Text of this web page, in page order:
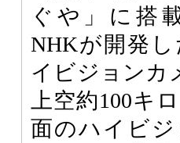
ぐや」に搭
NHKが開発
イビジョンカ
上空約100キ
面のハイビ